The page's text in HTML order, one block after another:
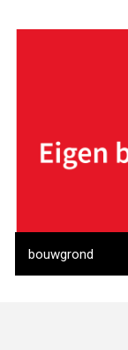
bouwgrond